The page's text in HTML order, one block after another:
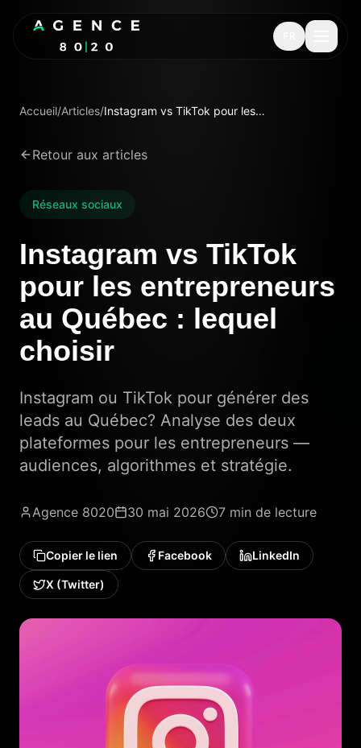
Accueil/Articles/ Instagram vs TikTok pour les entrepreneurs au Québec : lequel choisir
Retour aux articles
Réseaux sociaux
Instagram vs TikTok
pour les entrepreneurs
au Québec : lequel
choisir
Instagram ou TikTok pour générer des
leads au Québec? Analyse des deux
plateformes pour les entrepreneurs —
audiences, algorithmes et stratégie.
Agence 8020 30 mai 2026 7 min de lecture
Copier le lien Facebook LinkedIn
X (Twitter)